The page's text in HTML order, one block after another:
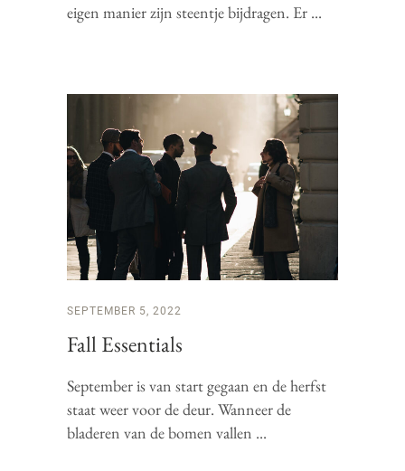
eigen manier zijn steentje bijdragen. Er
SEPTEMBER 5, 2022
Fall Essentials
September is van start gegaan en de herfst
staat weer voor de deur. Wanneer de
bladeren van de bomen vallen